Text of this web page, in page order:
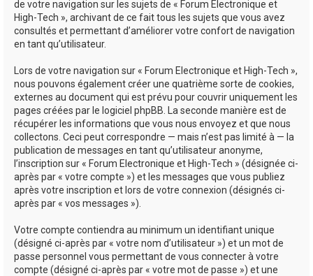
de votre navigation sur les sujets de « Forum Electronique et
High-Tech », archivant de ce fait tous les sujets que vous avez
consultés et permettant d’améliorer votre confort de navigation
en tant qu’utilisateur.
Lors de votre navigation sur « Forum Electronique et High-Tech »,
nous pouvons également créer une quatrième sorte de cookies,
externes au document qui est prévu pour couvrir uniquement les
pages créées par le logiciel phpBB. La seconde manière est de
récupérer les informations que vous nous envoyez et que nous
collectons. Ceci peut correspondre — mais n’est pas limité à — la
publication de messages en tant qu’utilisateur anonyme,
l’inscription sur « Forum Electronique et High-Tech » (désignée ci-
après par « votre compte ») et les messages que vous publiez
après votre inscription et lors de votre connexion (désignés ci-
après par « vos messages »).
Votre compte contiendra au minimum un identifiant unique
(désigné ci-après par « votre nom d’utilisateur ») et un mot de
passe personnel vous permettant de vous connecter à votre
compte (désigné ci-après par « votre mot de passe ») et une